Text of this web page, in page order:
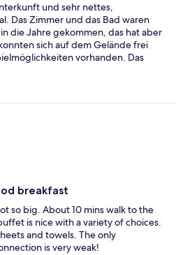
und sehr nettes,
Das Zimmer und das Bad waren
die Jahre gekommen, das hat aber
sich auf dem Gelände frei
vorhanden. Das
Das Frühstücks- und
und es ist für jeden Geschmack
breakfast
so big. About 10 mins walk to the
is nice with a variety of choices.
and towels. The only
is very weak!